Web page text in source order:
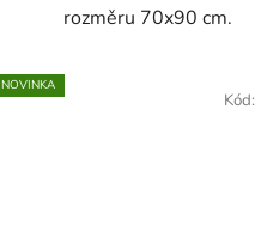
rozměru 70x90 cm.
NOVINKA
Kód: